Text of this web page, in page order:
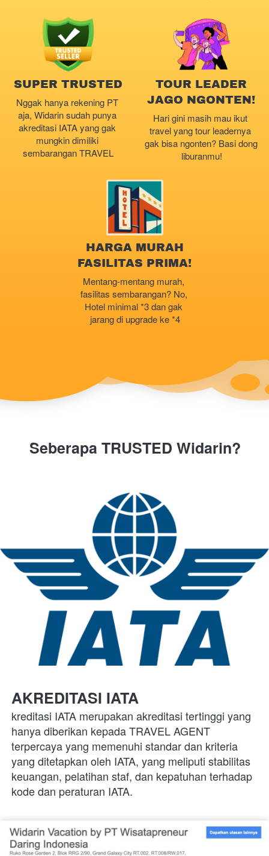
SUPER TRUSTED
Nggak hanya rekening PT
aja, Widarin sudah punya
akreditasi IATA yang gak
mungkin dimiliki
sembarangan TRAVEL
TOUR LEADER
JAGO NGONTEN!
Hari gini masih mau ikut
travel yang tour leadernya
gak bisa ngonten? Basi dong
liburanmu!
HARGA MURAH
FASILITAS PRIMA!
Mentang-mentang murah,
fasilitas sembarangan? No,
Hotel minimal *3 dan gak
jarang di upgrade ke *4
Seberapa TRUSTED Widarin?
AKREDITASI IATA
kreditasi IATA merupakan akreditasi tertinggi yang
hanya diberikan kepada TRAVEL AGENT
terpercaya yang memenuhi standar dan kriteria
yang ditetapkan oleh IATA, yang meliputi stabilitas
keuangan, pelatihan staf, dan kepatuhan terhadap
kode dan peraturan IATA.